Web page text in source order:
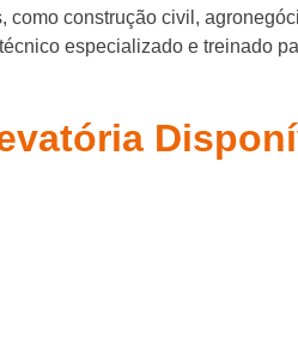
como construção civil,
especializado e treinado